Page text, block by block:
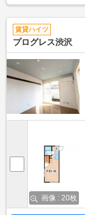
賃貸ハイツ
プログレス渋沢
画像 : 20枚